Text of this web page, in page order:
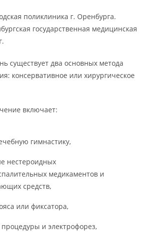
поликлиника г. Оренбурга.
государственная медицинская
существует два основных метода
консервативное или хирургическое
включает:
гимнастику,
нестероидных
медикаментов и
средств,
или фиксатора,
и электрофорез,